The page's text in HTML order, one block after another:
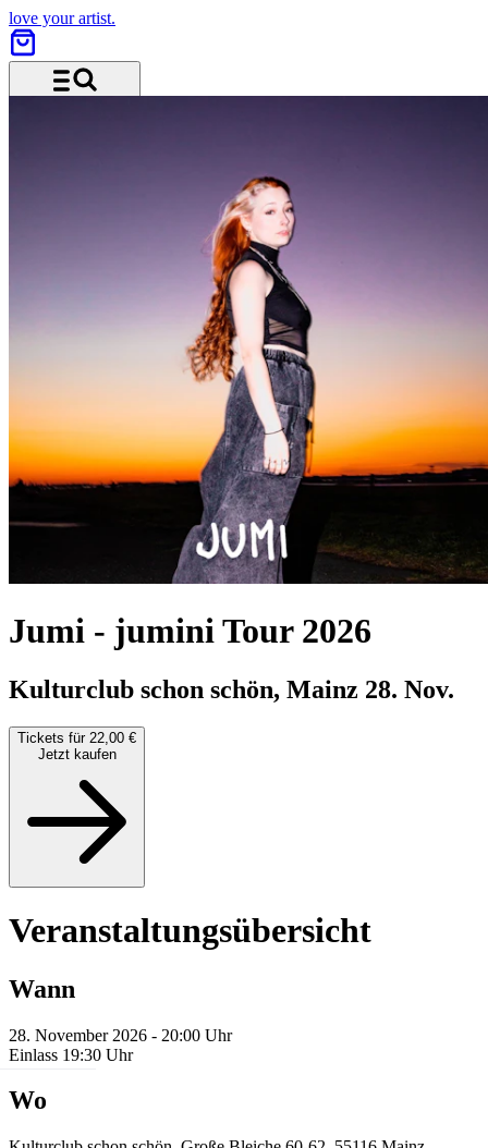
love your artist.
Jumi - jumini Tour 2026
Kulturclub schon schön, Mainz 28. Nov.
Tickets für 22,00 €
Jetzt kaufen
Veranstaltungsübersicht
Wann
28. November 2026 - 20:00 Uhr
Einlass 19:30 Uhr
Wo